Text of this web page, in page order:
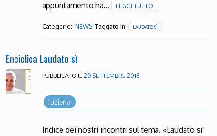
appuntamento ha…
LEGGI TUTTO
Categorie: NEWS Taggato in: LAUDATO SÌ
Enciclica Laudato sì
PUBBLICATO IL 20 SETTEMBRE 2018
luciana
Indice dei nostri incontri sul tema. «Laudato si’